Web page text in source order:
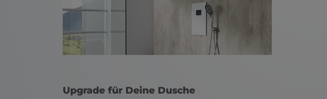
Upgrade für Deine Dusche